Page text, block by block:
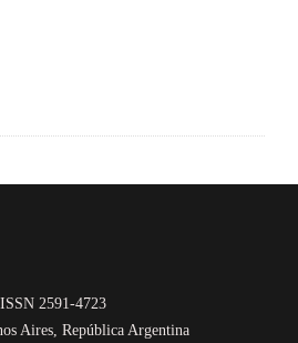
2591-4723
Aires, República Argentina